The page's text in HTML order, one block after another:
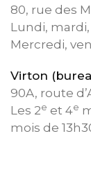
80, rue des
Lundi, mardi,
Mercredi,
Virton
90A, route
Les 2e et 4e
mois de